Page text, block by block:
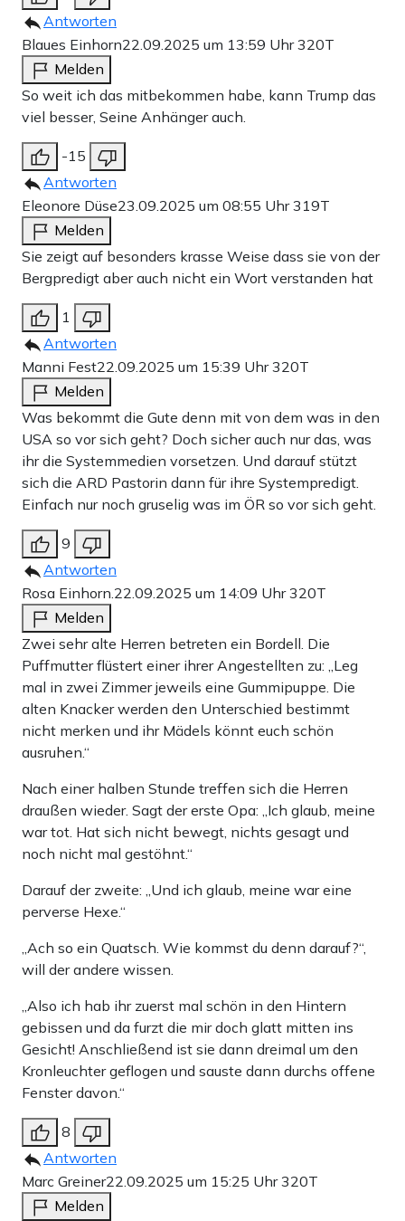
Antworten
Blaues Einhorn22.09.2025 um 13:59 Uhr320T
Melden
So weit ich das mitbekommen habe, kann Trump das
viel besser, Seine Anhänger auch.
-15
Antworten
Eleonore Düse23.09.2025 um 08:55 Uhr319T
Melden
Sie zeigt auf besonders krasse Weise dass sie von der
Bergpredigt aber auch nicht ein Wort verstanden hat
1
Antworten
Manni Fest22.09.2025 um 15:39 Uhr320T
Melden
Was bekommt die Gute denn mit von dem was in den
USA so vor sich geht? Doch sicher auch nur das, was
ihr die Systemmedien vorsetzen. Und darauf stützt
sich die ARD Pastorin dann für ihre Systempredigt.
Einfach nur noch gruselig was im ÖR so vor sich geht.
9
Antworten
Rosa Einhorn. 22.09.2025 um 14:09 Uhr320T
Melden
Zwei sehr alte Herren betreten ein Bordell. Die
Puffmutter flüstert einer ihrer Angestellten zu: „Leg
mal in zwei Zimmer jeweils eine Gummipuppe. Die
alten Knacker werden den Unterschied bestimmt
nicht merken und ihr Mädels könnt euch schön
ausruhen.“
Nach einer halben Stunde treffen sich die Herren
draußen wieder. Sagt der erste Opa: „Ich glaub, meine
war tot. Hat sich nicht bewegt, nichts gesagt und
noch nicht mal gestöhnt.“
Darauf der zweite: „Und ich glaub, meine war eine
perverse Hexe.“
„Ach so ein Quatsch. Wie kommst du denn darauf?“,
will der andere wissen.
„Also ich hab ihr zuerst mal schön in den Hintern
gebissen und da furzt die mir doch glatt mitten ins
Gesicht! Anschließend ist sie dann dreimal um den
Kronleuchter geflogen und sauste dann durchs offene
Fenster davon.“
8
Antworten
Marc Greiner22.09.2025 um 15:25 Uhr320T
Melden